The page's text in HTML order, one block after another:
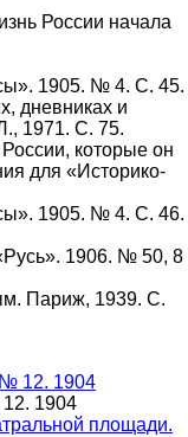
России начала
1905. № 4. С. 45.
дневниках и
1971. С. 75.
которые он
для «Историко-
1905. № 4. С. 46.
1906. № 50, 8
Париж, 1939. С.
1904